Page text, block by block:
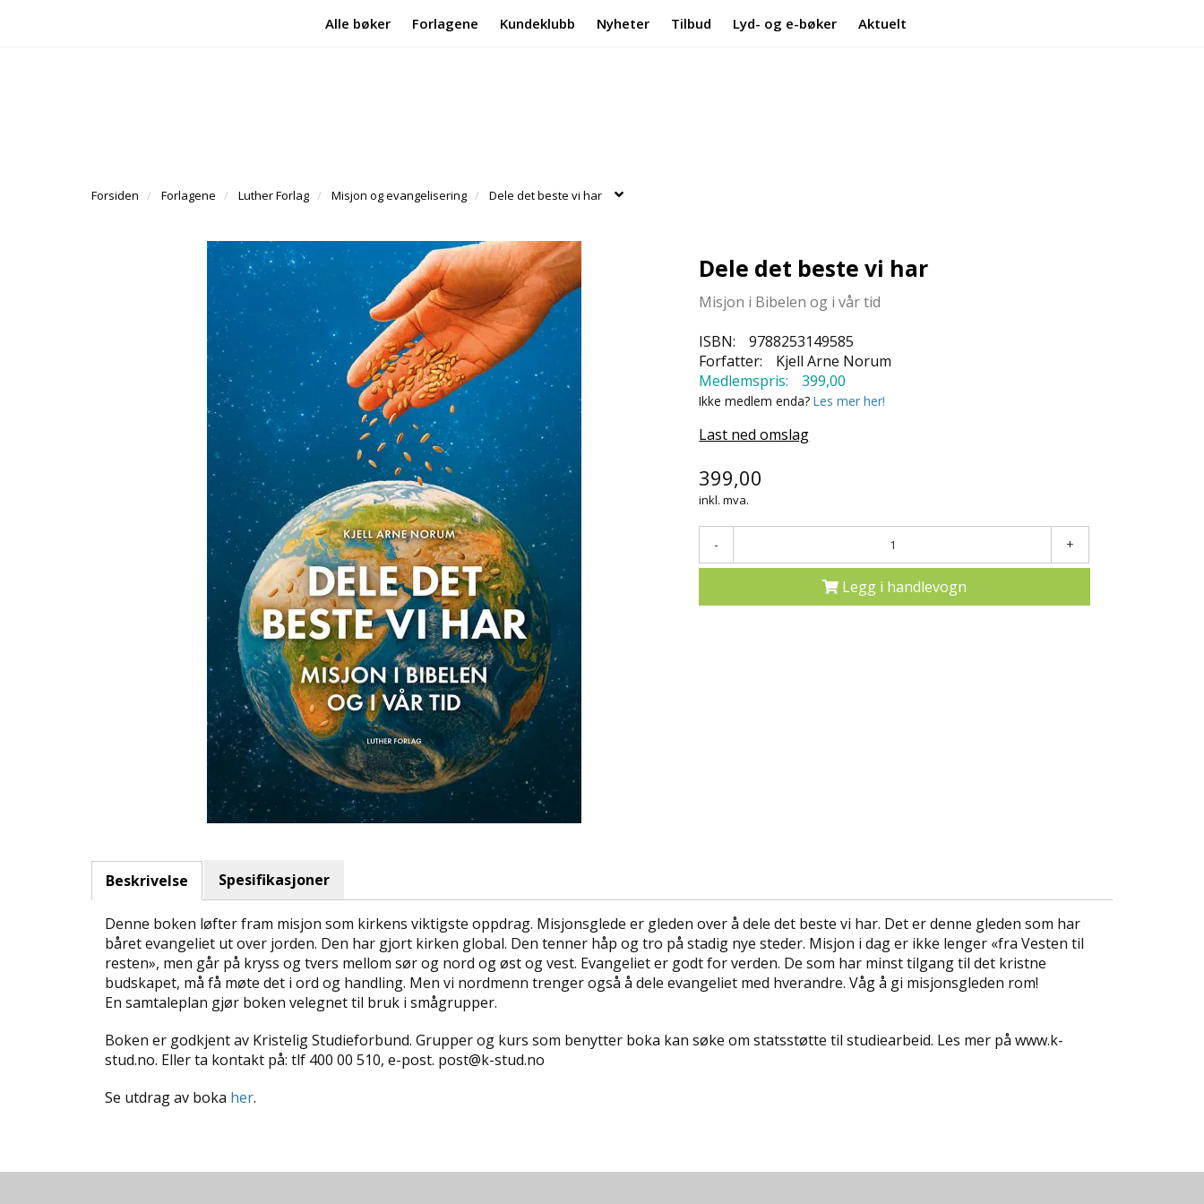
Alle bøker Forlagene Kundeklubb Nyheter Tilbud Lyd- og e-bøker Aktuelt
Forsiden Forlagene Luther Forlag Misjon og evangelisering Dele det beste vi har
Dele det beste vi har
Misjon i Bibelen og i vår tid
ISBN:
9788253149585
Forfatter:
Kjell Arne Norum
Medlemspris:
399,00
Ikke medlem enda?Les mer her!
Last ned omslag
399,00
inkl. mva.
- +
Legg i handlevogn
Beskrivelse Spesifikasjoner
Denne boken løfter fram misjon som kirkens viktigste oppdrag. Misjonsglede er gleden over å dele det beste vi har. Det er denne gleden som har
båret evangeliet ut over jorden. Den har gjort kirken global. Den tenner håp og tro på stadig nye steder. Misjon i dag er ikke lenger «fra Vesten til
resten», men går på kryss og tvers mellom sør og nord og øst og vest. Evangeliet er godt for verden. De som har minst tilgang til det kristne
budskapet, må få møte det i ord og handling. Men vi nordmenn trenger også å dele evangeliet med hverandre. Våg å gi misjonsgleden rom!
En samtaleplan gjør boken velegnet til bruk i smågrupper.
Boken er godkjent av Kristelig Studieforbund. Grupper og kurs som benytter boka kan søke om statsstøtte til studiearbeid. Les mer på www.k-
stud.no. Eller ta kontakt på: tlf 400 00 510, e-post. post@k-stud.no
Se utdrag av boka her.